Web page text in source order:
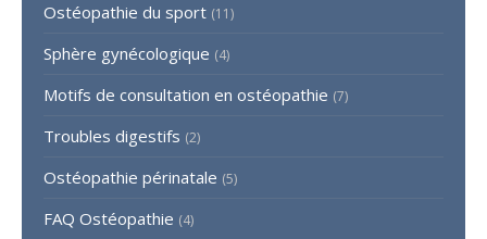
Ostéopathie du sport (11)
Sphère gynécologique (4)
Motifs de consultation en ostéopathie (7)
Troubles digestifs (2)
Ostéopathie périnatale (5)
FAQ Ostéopathie (4)